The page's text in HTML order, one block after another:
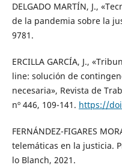
DELGADO MARTÍN, J.,
de la pandemia sobre la
9781.
ERCILLA GARCÍA, J.,
line: solución de
necesaria», Revista de
nº 446, 109-141. https://
FERNÁNDEZ-FIGARES
telemáticas en la justicia.
lo Blanch, 2021.